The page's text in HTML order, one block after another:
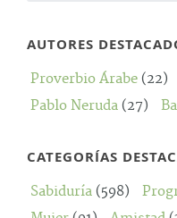
AUTORES
Proverbio Árabe (22)
Pablo Neruda (27)
CATEGORÍAS
Sabiduría (598)